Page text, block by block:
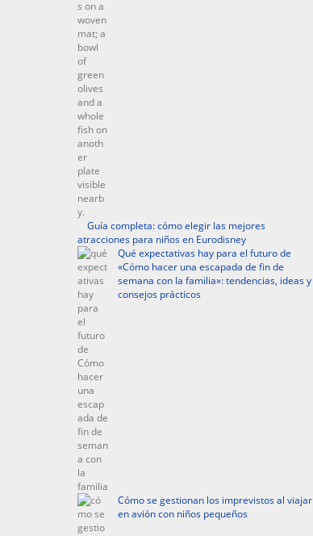
Guía completa: cómo elegir las mejores
atracciones para niños en Eurodisney
Qué expectativas hay para el futuro de
«Cómo hacer una escapada de fin de
semana con la familia»: tendencias, ideas y
consejos prácticos
Cómo se gestionan los imprevistos al viajar
en avión con niños pequeños